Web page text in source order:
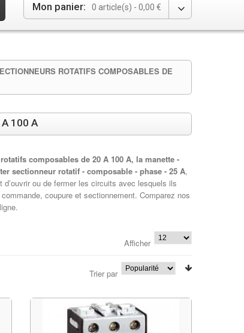
Mon panier: 0 article(s) - 0,00 €
ROTATIFS COMPOSABLES DE
A 100 A
composables de 20 A 100 A, la manette -
sectionneur rotatif - composable - phase - 25 A,
ou de fermer les circuits avec lesquels ils
coupure et sectionnement. Comparez nos
Afficher
Trier par